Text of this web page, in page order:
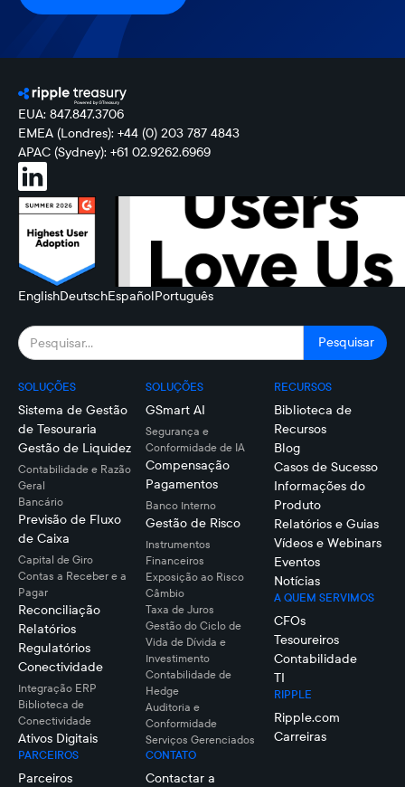
EUA: 847.847.3706
EMEA (Londres): +44 (0) 203 787 4843
APAC (Sydney): +61 02.9262.6969
EnglishDeutschEspañolPortuguês
SOLUÇÕES
Sistema de Gestão
de Tesouraria
Gestão de Liquidez
Contabilidade e Razão
Geral
Bancário
Previsão de Fluxo
de Caixa
Capital de Giro
Contas a Receber e a
Pagar
Reconciliação
Relatórios
Regulatórios
Conectividade
Integração ERP
Biblioteca de
Conectividade
Ativos Digitais
PARCEIROS
Parceiros
SOLUÇÕES
GSmart AI
Segurança e
Conformidade de IA
Compensação
Pagamentos
Banco Interno
Gestão de Risco
Instrumentos
Financeiros
Exposição ao Risco
Câmbio
Taxa de Juros
Gestão do Ciclo de
Vida de Dívida e
Investimento
Contabilidade de
Hedge
Auditoria e
Conformidade
Serviços Gerenciados
CONTATO
Contactar a
RECURSOS
Biblioteca de
Recursos
Blog
Casos de Sucesso
Informações do
Produto
Relatórios e Guias
Vídeos e Webinars
Eventos
Notícias
A QUEM SERVIMOS
CFOs
Tesoureiros
Contabilidade
TI
RIPPLE
Ripple.com
Carreiras